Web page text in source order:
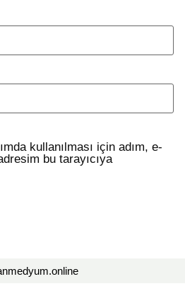
kullanılması için adım, e-
bu tarayıcıya